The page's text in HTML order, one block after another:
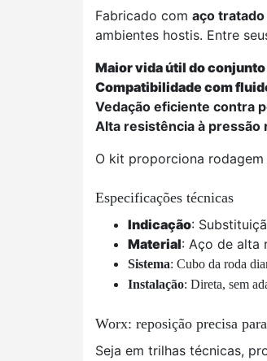
Fabricado com aço
ambientes hostis. Entre
Maior vida útil do
Compatibilidade com
Vedação eficiente contra
Alta resistência à pressão
O kit proporciona
Especificações técnicas
Indicação:
Material: Aço de alta
Sistema: Cubo da roda
Instalação: Direta, sem
Worx: reposição precisa
Seja em trilhas técnicas,